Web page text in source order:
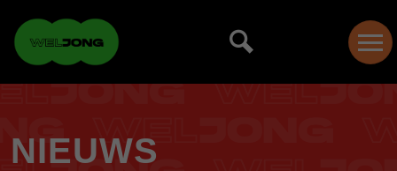
NIEUWS